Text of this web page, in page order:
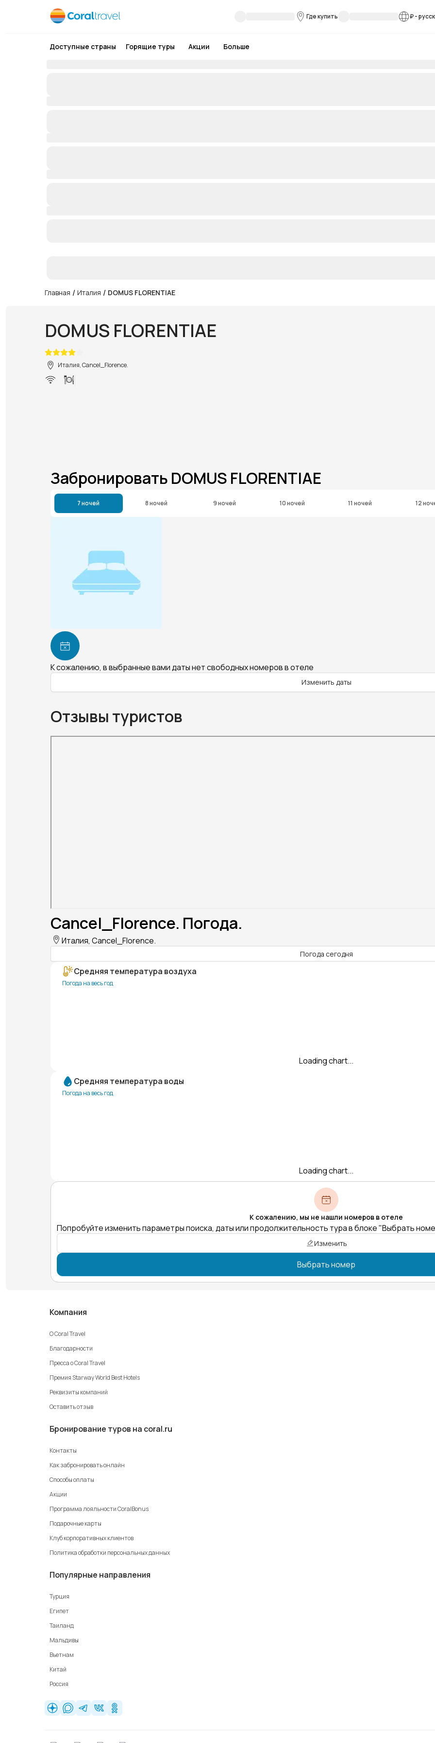
Где купить ₽-
Доступные страны Горящие туры Акции Больше
Главная / Италия / DOMUS FLORENTIAE
DOMUS FLORENTIAE
Италия, Cancel_Florence.
Забронировать DOMUS FLORENTIAE
7 ночей 8 ночей 9 ночей 10 ночей 11 ночей 12
К сожалению, в выбранные вами даты нет свободных номеров в отеле
Изменить даты
Отзывы туристов
Cancel_Florence. Погода.
Италия, Cancel_Florence.
Погода сегодня
Средняя температура воздуха
Погода на весь год
Loading chart...
Средняя температура воды
Погода на весь год
Loading chart...
К сожалению, мы не нашли номеров в отеле
Попробуйте изменить параметры поиска, даты или продолжительность тура в блоке "Выбрать
Изменить
Выбрать номер
Компания
О Coral Travel
Благодарности
Пресса о Coral Travel
Премия Starway World Best Hotels
Реквизиты компаний
Оставить отзыв
Бронирование туров на coral.ru
Контакты
Как забронировать онлайн
Способы оплаты
Акции
Программа лояльности CoralBonus
Подарочные карты
Клуб корпоративных клиентов
Политика обработки персональных данных
Популярные направления
Турция
Египет
Таиланд
Мальдивы
Вьетнам
Китай
Россия